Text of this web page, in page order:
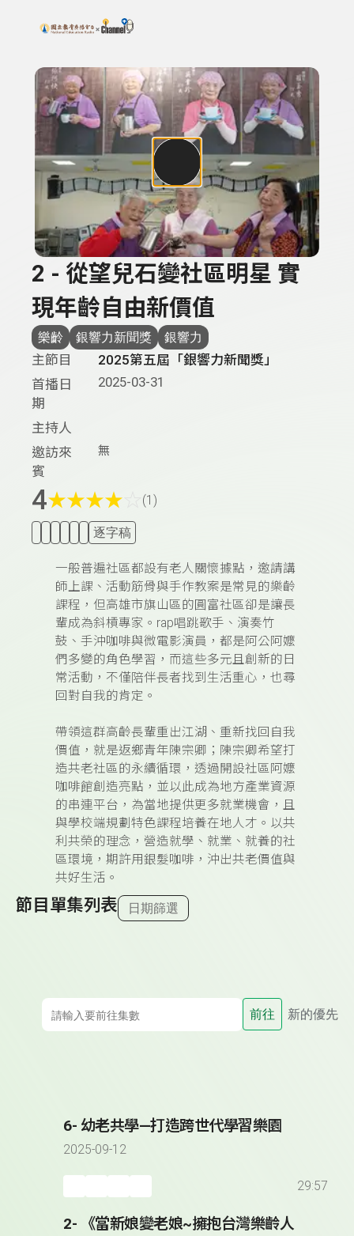
上方功能區塊
搜尋關鍵字：可輸入節目名稱、主持人或關鍵字
2 - 從望兒石變社區明星 實
現年齡自由新價值
樂齡 銀響力新聞獎 銀響力
主節目
2025第五屆「銀響力新聞獎」
首播日
期
2025-03-31
主持人
邀訪來
賓
無
4★★★★ (1)
逐字稿
一般普遍社區都設有老人關懷據點，邀請講
師上課、活動筋骨與手作教案是常見的樂齡
課程，但高雄市旗山區的圓富社區卻是讓長
輩成為斜槓專家。rap唱跳歌手、演奏竹
鼓、手沖咖啡與微電影演員，都是阿公阿嬤
們多變的角色學習，而這些多元且創新的日
常活動，不僅陪伴長者找到生活重心，也尋
回對自我的肯定。
帶領這群高齡長輩重出江湖、重新找回自我
價值，就是返鄉青年陳宗卿；陳宗卿希望打
造共老社區的永續循環，透過開設社區阿嬤
咖啡館創造亮點，並以此成為地方產業資源
的串連平台，為當地提供更多就業機會，且
與學校端規劃特色課程培養在地人才。以共
利共榮的理念，營造就學、就業、就養的社
區環境，期許用銀髮咖啡，沖出共老價值與
共好生活。
節目單集列表 日期篩選
前往 新的優先
6- 幼老共學—打造跨世代學習樂園
2025-09-12
29:57
2- 《當新娘變老娘~擁抱台灣樂齡人